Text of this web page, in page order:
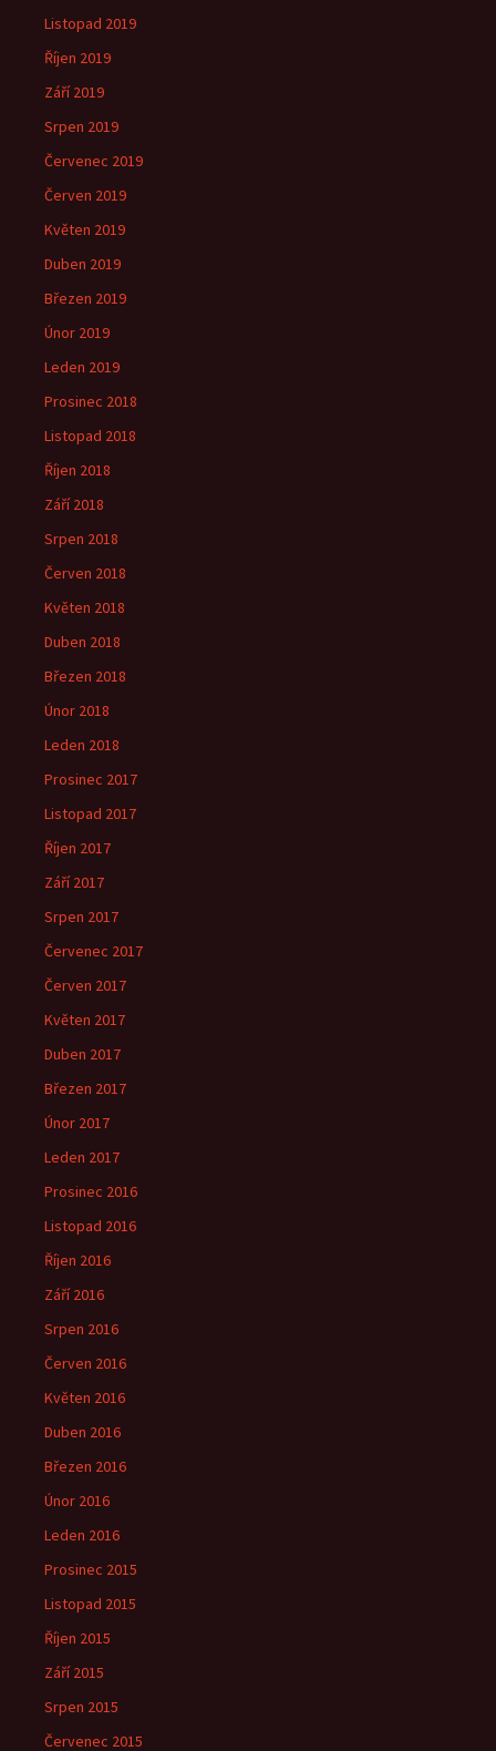
Listopad 2019
Říjen 2019
Září 2019
Srpen 2019
Červenec 2019
Červen 2019
Květen 2019
Duben 2019
Březen 2019
Únor 2019
Leden 2019
Prosinec 2018
Listopad 2018
Říjen 2018
Září 2018
Srpen 2018
Červen 2018
Květen 2018
Duben 2018
Březen 2018
Únor 2018
Leden 2018
Prosinec 2017
Listopad 2017
Říjen 2017
Září 2017
Srpen 2017
Červenec 2017
Červen 2017
Květen 2017
Duben 2017
Březen 2017
Únor 2017
Leden 2017
Prosinec 2016
Listopad 2016
Říjen 2016
Září 2016
Srpen 2016
Červen 2016
Květen 2016
Duben 2016
Březen 2016
Únor 2016
Leden 2016
Prosinec 2015
Listopad 2015
Říjen 2015
Září 2015
Srpen 2015
Červenec 2015